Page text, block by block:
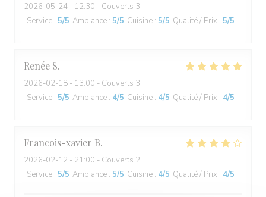
2026-05-24 - 12:30 - Couverts 3
Service : 5/5 Ambiance : 5/5 Cuisine : 5/5 Qualité / Prix : 5/5
Renée S
2026-02-18 - 13:00 - Couverts 3
Service : 5/5 Ambiance : 4/5 Cuisine : 4/5 Qualité / Prix : 4/5
Francois-xavier B
2026-02-12 - 21:00 - Couverts 2
Service : 5/5 Ambiance : 5/5 Cuisine : 4/5 Qualité / Prix : 4/5